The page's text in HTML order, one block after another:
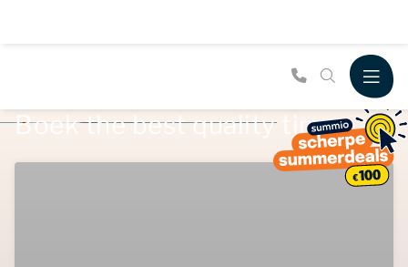
Boek the best quality time